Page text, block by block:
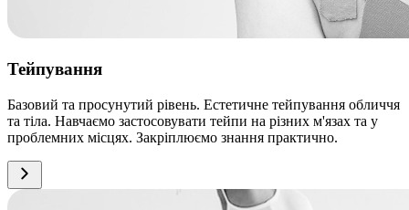
Тейпування
Базовий та просунутий рівень. Естетичне тейпування обличчя
та тіла. Навчаємо застосовувати тейпи на різних м'язах та у
проблемних місцях. Закріплюємо знання практично.